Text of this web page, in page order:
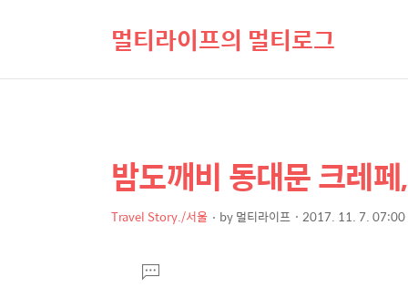
멀티라이프의 멀티로그
상
세
컨
본
문
제
밤도깨비 동대문 크레
Travel Story./서울 by멀티라이프 2017. 11. 7. 07:00
댓
글